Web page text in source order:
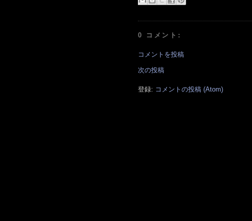
0 コメント:
コメントを投稿
次の投稿
登録: コメントの投稿 (Atom)